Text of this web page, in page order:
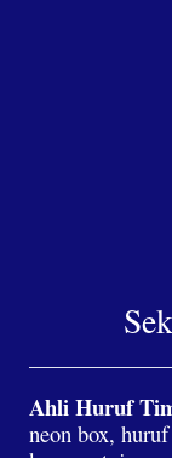
Ahli Huruf
neon box,